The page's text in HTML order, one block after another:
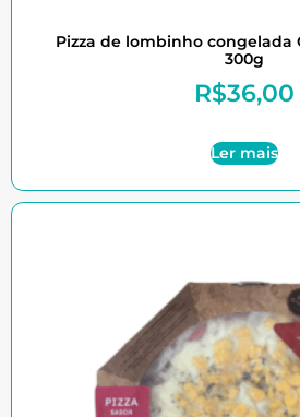
Pizza de lombinho congelada
300g
R$36,00
Ler mais